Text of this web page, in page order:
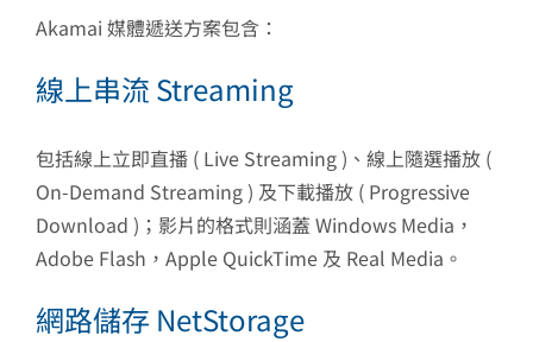
Akamai 媒體遞送方案包含：
線上串流 Streaming
包括線上立即直播 ( Live Streaming )、線上隨選播放 (
On-Demand Streaming ) 及下載播放 ( Progressive
Download )；影片的格式則涵蓋 Windows Media，
Adobe Flash，Apple QuickTime 及 Real Media。
網路儲存 NetStorage